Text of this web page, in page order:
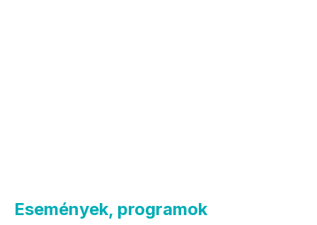
Események, programok